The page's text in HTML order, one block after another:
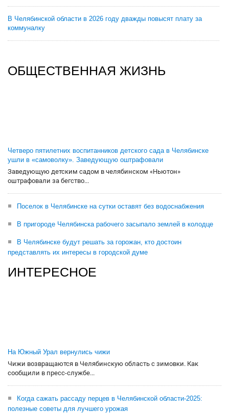
В Челябинской области в 2026 году дважды повысят плату за
коммуналку
ОБЩЕСТВЕННАЯ ЖИЗНЬ
Четверо пятилетних воспитанников детского сада в Челябинске
ушли в «самоволку». Заведующую оштрафовали
Заведующую детским садом в челябинском «Ньютон»
оштрафовали за бегство...
Поселок в Челябинске на сутки оставят без водоснабжения
В пригороде Челябинска рабочего засыпало землей в колодце
В Челябинске будут решать за горожан, кто достоин
представлять их интересы в городской думе
ИНТЕРЕСНОЕ
На Южный Урал вернулись чижи
Чижи возвращаются в Челябинскую область с зимовки. Как
сообщили в пресс-службе...
Когда сажать рассаду перцев в Челябинской области-2025:
полезные советы для лучшего урожая